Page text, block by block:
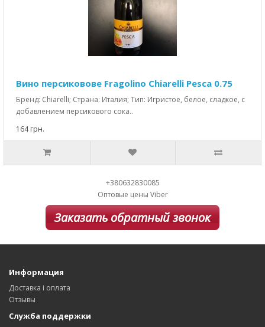
Вино персиковове Fragolino Chiarelli Pesca 0.75
Бренд: Chiarelli; Страна: Италия; Тип: Игристое, белое, сладкое, с
добавлением персикового сока..
164 грн.
+380632830085
Оптовые цены Viber
Заказать обратный звонок
Информация
Доставка і оплата
Отзывы
Служба поддержки